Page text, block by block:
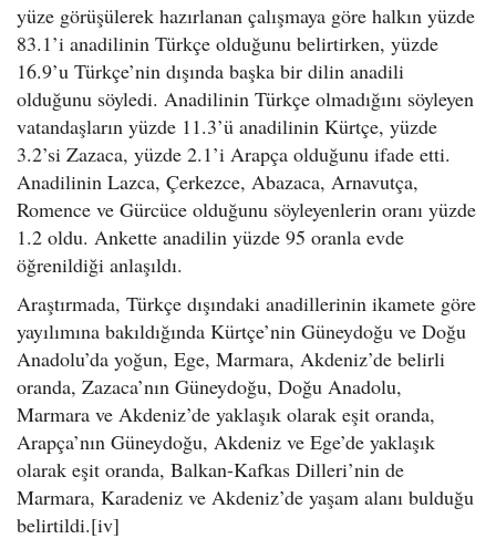
yüze görüşülerek hazırlanan çalışmaya göre halkın yüzde
83.1’i anadilinin Türkçe olduğunu belirtirken, yüzde
16.9’u Türkçe’nin dışında başka bir dilin anadili
olduğunu söyledi. Anadilinin Türkçe olmadığını söyleyen
vatandaşların yüzde 11.3’ü anadilinin Kürtçe, yüzde
3.2’si Zazaca, yüzde 2.1’i Arapça olduğunu ifade etti.
Anadilinin Lazca, Çerkezce, Abazaca, Arnavutça,
Romence ve Gürcüce olduğunu söyleyenlerin oranı yüzde
1.2 oldu. Ankette anadilin yüzde 95 oranla evde
öğrenildiği anlaşıldı.
Araştırmada, Türkçe dışındaki anadillerinin ikamete göre
yayılımına bakıldığında Kürtçe’nin Güneydoğu ve Doğu
Anadolu’da yoğun, Ege, Marmara, Akdeniz’de belirli
oranda, Zazaca’nın Güneydoğu, Doğu Anadolu,
Marmara ve Akdeniz’de yaklaşık olarak eşit oranda,
Arapça’nın Güneydoğu, Akdeniz ve Ege’de yaklaşık
olarak eşit oranda, Balkan-Kafkas Dilleri’nin de
Marmara, Karadeniz ve Akdeniz’de yaşam alanı bulduğu
belirtildi.[iv]